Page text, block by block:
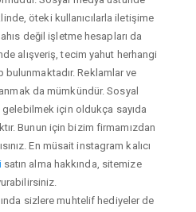
öteki kullanıcılarla iletişime
değil işletme hesapları da
alışveriş, tecim yahut herhangi
Reklamlar ve
da mümkündür. Sosyal
için oldukça sayıda
Bunun için bizim firmamızdan
En müsait instagram kalıcı
satın alma hakkında, sitemize
sizlere muhtelif hediyeler de